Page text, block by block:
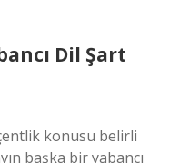
Dil Şart
konusu belirli
başka bir yabancı